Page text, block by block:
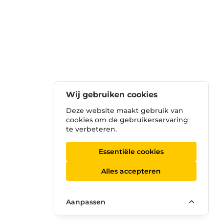
Wij gebruiken cookies
Deze website maakt gebruik van
cookies om de gebruikerservaring
te verbeteren.
Essentiële cookies
Alles accepteren
Aanpassen